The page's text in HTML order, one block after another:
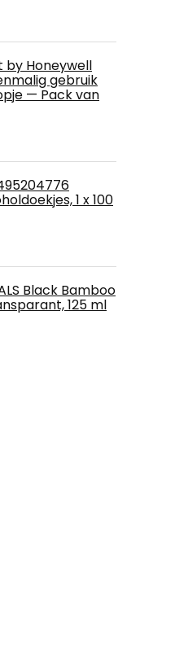
by Honeywell
gebruik
— Pack van
1 x 100
Black Bamboo
125 ml